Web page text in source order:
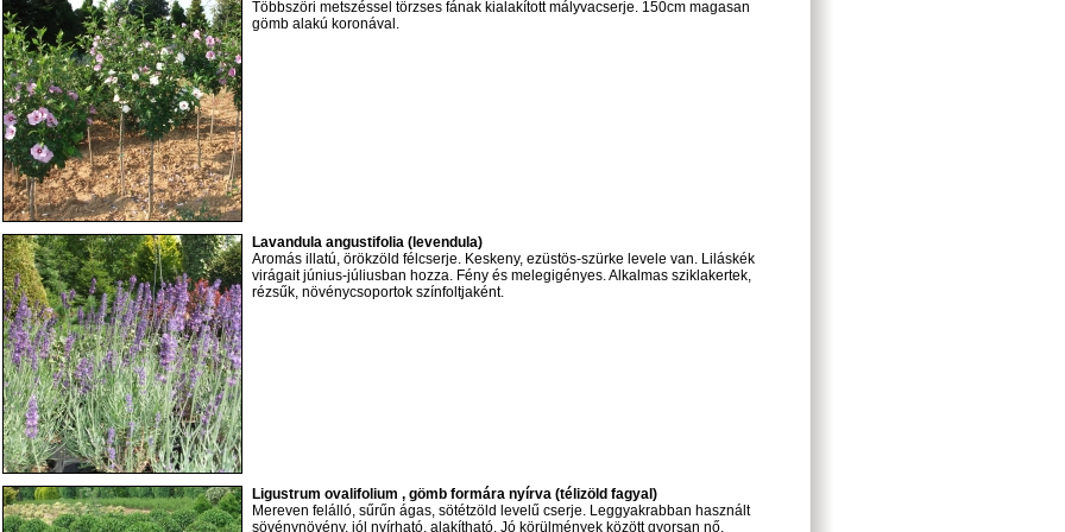
Többszöri metszéssel törzses fának kialakított mályvacserje. 150cm magasan
gömb alakú koronával.
Lavandula angustifolia (levendula)
Aromás illatú, örökzöld félcserje. Keskeny, ezüstös-szürke levele van. Liláskék
virágait június-júliusban hozza. Fény és melegigényes. Alkalmas sziklakertek,
rézsűk, növénycsoportok színfoltjaként.
Ligustrum ovalifolium , gömb formára nyírva (télizöld fagyal)
Mereven felálló, sűrűn ágas, sötétzöld levelű cserje. Leggyakrabban használt
sövénynövény, jól nyírható, alakítható. Jó körülmények között gyorsan nő.